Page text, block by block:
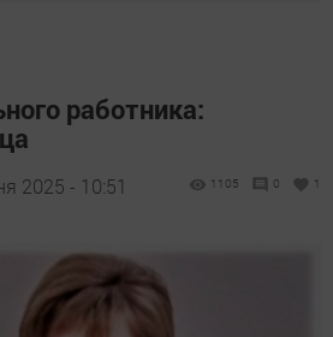
работника:
2025 - 10:51 1105 0 1